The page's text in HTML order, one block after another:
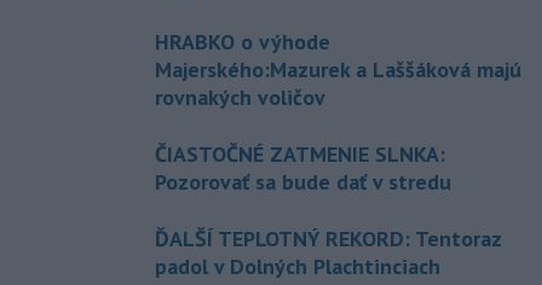
HRABKO o výhode
Majerského:Mazurek a Laššáková majú
rovnakých voličov
ČIASTOČNÉ ZATMENIE SLNKA:
Pozorovať sa bude dať v stredu
ĎALŠÍ TEPLOTNÝ REKORD: Tentoraz
padol v Dolných Plachtinciach